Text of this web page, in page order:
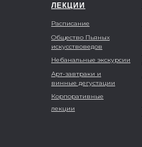
Расписание
Общество Пьяных
искусствоведов
Арт-завтраки и
винные дегустации
Корпоративные
лекции
Небанальные экскурсии
ЛЕКЦИИ